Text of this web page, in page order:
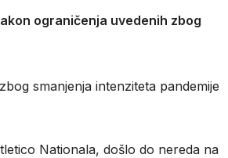
ograničenja uvedenih zbog
smanjenja intenziteta pandemije
Nationala, došlo do nereda na